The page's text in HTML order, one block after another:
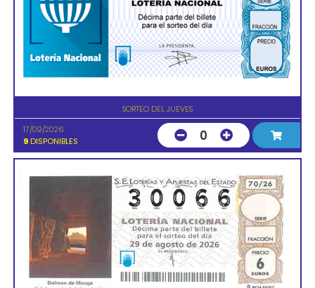
SORTEO DEL JUEVES
17/09/2026
9 DISPONIBLES 0